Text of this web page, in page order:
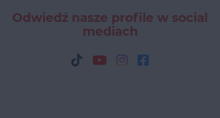
Odwiedź nasze profile w social
mediach